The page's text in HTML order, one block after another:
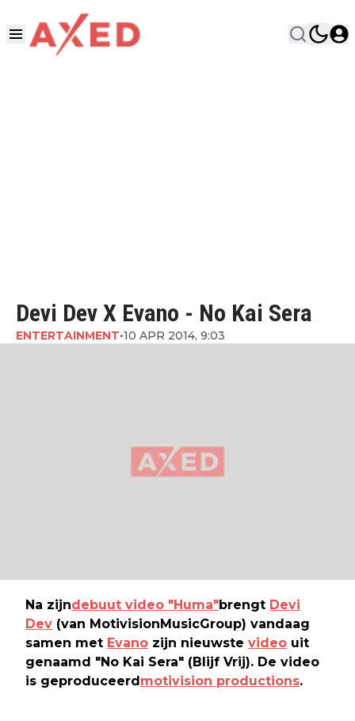
Devi Dev X Evano - No Kai Sera
ENTERTAINMENT•10 APR 2014, 9:03
Na zijndebuut video "Huma"brengt Devi
Dev (van MotivisionMusicGroup) vandaag
samen met Evano zijn nieuwste video uit
genaamd "No Kai Sera" (Blijf Vrij). De video
is geproduceerd motivision productions.